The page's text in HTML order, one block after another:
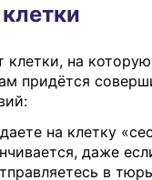
клетки, на
придётся
на клетку
даже
в